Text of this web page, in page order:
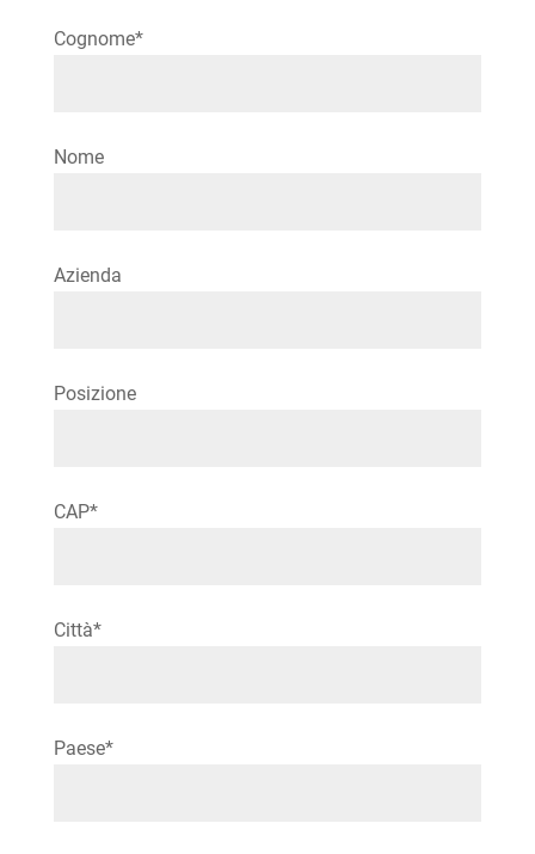
Cognome*
Nome
Azienda
Posizione
CAP*
Please leave this field empty.
Città*
Paese*